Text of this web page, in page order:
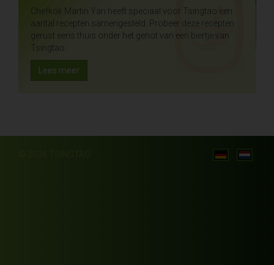
Chefkok Martin Yan heeft speciaal voor Tsingtao een
aantal recepten samengesteld. Probeer deze recepten
gerust eens thuis onder het genot van een biertje van
Tsingtao.
Lees meer